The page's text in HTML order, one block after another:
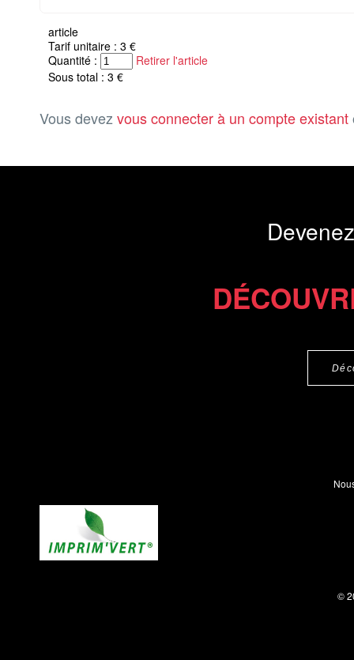
article
Tarif unitaire : 3 €
Quantité :
Retirer l'article
Sous total : 3 €
Vous devez vous connecter à un compte existant
©